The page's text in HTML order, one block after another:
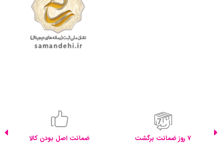
7 روز ضمانت برگشت ضمانت اصل بودن کالا